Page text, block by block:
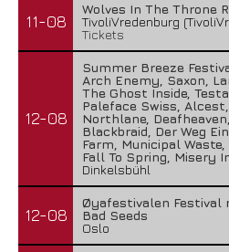
11-08
Wolves In The Throne
TivoliVredenburg
Tickets
12-08
Summer Breeze
Arch Enemy, Saxon,
The Ghost Inside,
Paleface Swiss,
Northlane,
Blackbraid, Der Weg
Farm, Municipal
Fall To Spring, Misery
Dinkelsbühl
12-08
Øyafestivalen Festival
Bad Seeds
Oslo